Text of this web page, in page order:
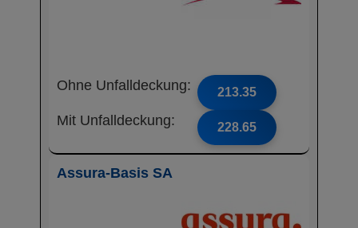
Ohne Unfalldeckung: 213.35
Mit Unfalldeckung: 228.65
Assura-Basis SA